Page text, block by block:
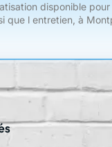
disponible
que l entretien, à